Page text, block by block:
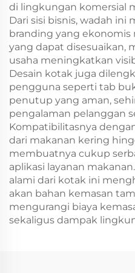
di lingkungan komersial
Dari sisi bisnis, wadah ini
branding yang ekonomis
yang dapat disesuaikan,
usaha meningkatkan
Desain kotak juga
pengguna seperti tab
penutup yang aman,
pengalaman pelanggan
Kompatibilitasnya
dari makanan kering
membuatnya cukup
aplikasi layanan
alami dari kotak ini
akan bahan kemasan
mengurangi biaya
sekaligus dampak